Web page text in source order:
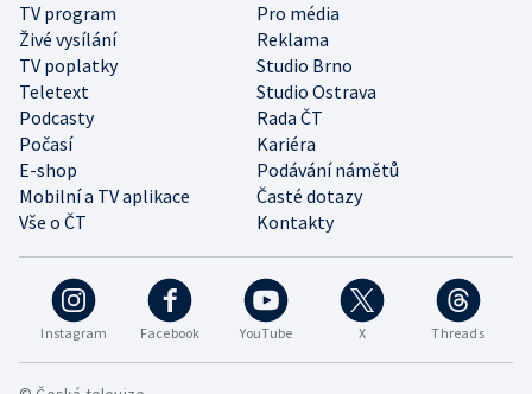
Instagram Facebook YouTube X Threads
TV program
Pro média
Živé vysílání
Reklama
TV poplatky
Studio Brno
Teletext
Studio Ostrava
Podcasty
Rada ČT
Počasí
Kariéra
E-shop
Podávání námětů
Mobilní a TV aplikace
Časté dotazy
Vše o ČT
Kontakty